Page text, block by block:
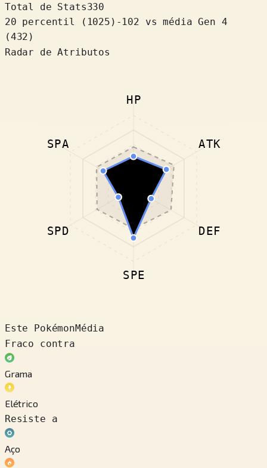
Total de Stats330
20 percentil
( 1025 ) -102
vs média Gen 4
(432)
Radar de Atributos
HP
ATK
DEF
SPE
SPD
SPA
Este PokémonMédia
Fraco contra
Grama
Elétrico
Resiste a
Aço